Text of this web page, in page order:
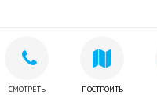
СМОТРЕТЬ
ПОСТРОИТЬ